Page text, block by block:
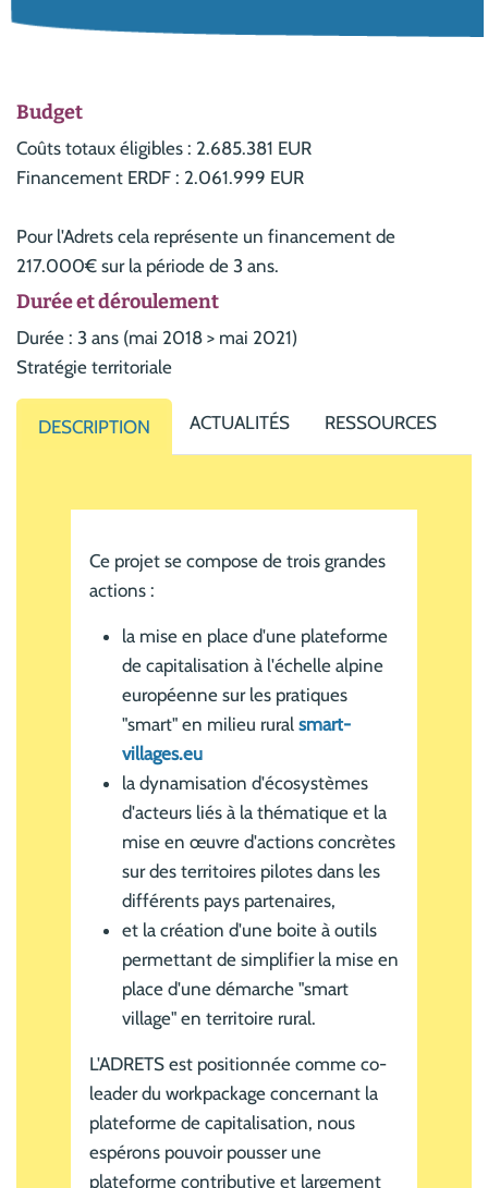
Budget
Coûts totaux éligibles : 2.685.381 EUR
Financement ERDF : 2.061.999 EUR
Pour l'Adrets cela représente un financement de
217.000€ sur la période de 3 ans.
Durée et déroulement
Durée : 3 ans (mai 2018 > mai 2021)
Stratégie territoriale
DESCRIPTION ACTUALITÉS RESSOURCES
Ce projet se compose de trois grandes
actions :
la mise en place d'une plateforme
de capitalisation à l'échelle alpine
européenne sur les pratiques
"smart" en milieu rural smart-
villages.eu
la dynamisation d'écosystèmes
d'acteurs liés à la thématique et la
mise en œuvre d'actions concrètes
sur des territoires pilotes dans les
différents pays partenaires,
et la création d'une boite à outils
permettant de simplifier la mise en
place d'une démarche "smart
village" en territoire rural.
L'ADRETS est positionnée comme co-
leader du workpackage concernant la
plateforme de capitalisation, nous
espérons pouvoir pousser une
plateforme contributive et largement